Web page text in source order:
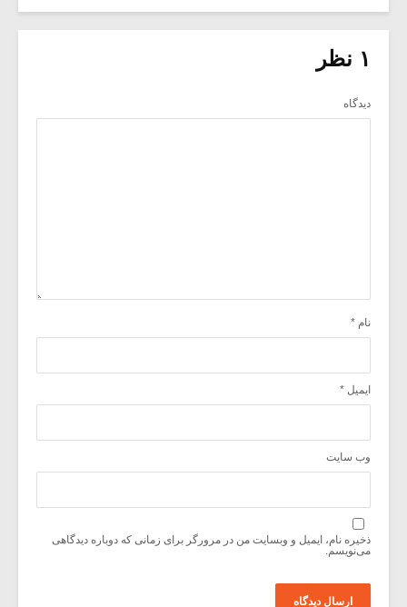
۱ نظر
دیدگاه
نام *
ایمیل *
وب‌ سایت
ذخیره نام، ایمیل و وبسایت من در مرورگر برای زمانی که دوباره دیدگاهی
می‌نویسم.